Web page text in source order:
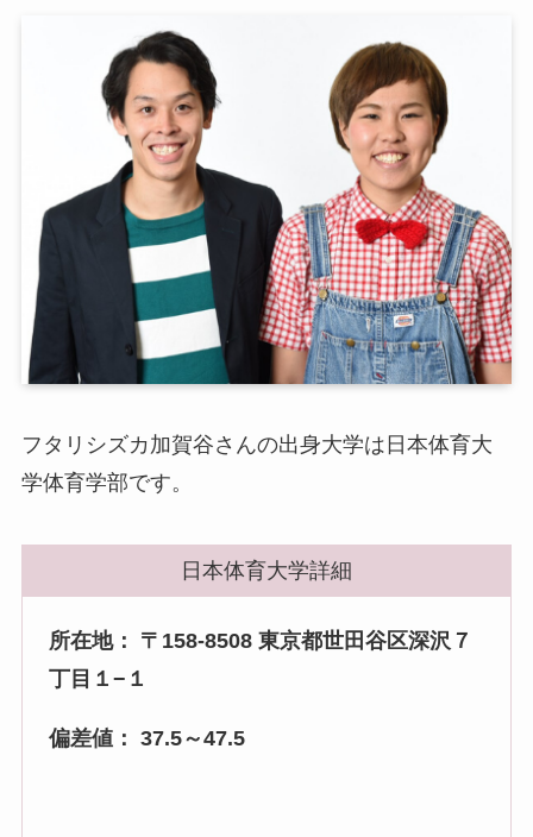
フタリシズカ加賀谷さんの出身大学は日本体育大
学体育学部です。
日本体育大学詳細
所在地： 〒158-8508 東京都世田谷区深沢７
丁目１−１
偏差値： 37.5～47.5